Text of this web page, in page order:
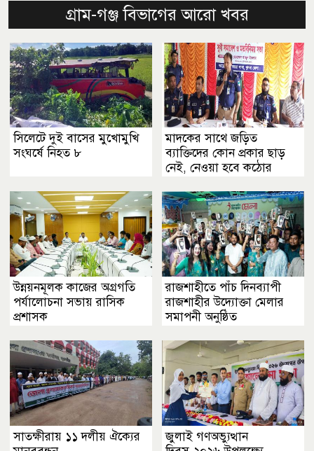
গ্রাম-গঞ্জ বিভাগের আরো খবর
সিলেটে দুই বাসের মুখোমুখি
সংঘর্ষে নিহত ৮
মাদকের সাথে জড়িত
ব্যাক্তিদের কোন প্রকার ছাড়
নেই, নেওয়া হবে কঠোর
জেলা পুলিশ সুপার
উন্নয়নমূলক কাজের অগ্রগতি
পর্যালোচনা সভায় রাসিক
প্রশাসক
রাজশাহীতে পাঁচ দিনব্যাপী
রাজশাহীর উদ্যোক্তা মেলার
সমাপনী অনুষ্ঠিত
সাতক্ষীরায় ১১ দলীয় ঐক্যের
জুলাই গণঅভ্যুত্থান